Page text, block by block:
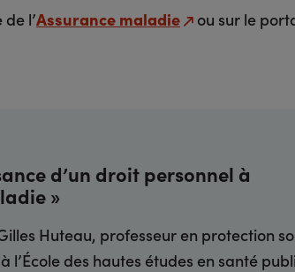
l’Assurance maladie
ou sur le
d’un droit personnel à
»
Huteau, professeur en protection
l’École des hautes études en santé